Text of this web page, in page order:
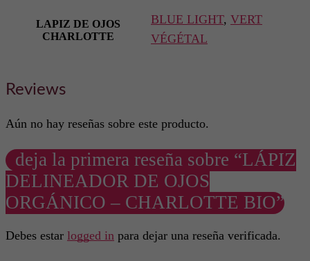
LAPIZ DE OJOS
CHARLOTTE
BLUE LIGHT, VERT
VÉGÉTAL
Reviews
Aún no hay reseñas sobre este producto.
deja la primera reseña sobre “LÁPIZ
DELINEADOR DE OJOS
ORGÁNICO – CHARLOTTE BIO”
Debes estar logged in para dejar una reseña verificada.